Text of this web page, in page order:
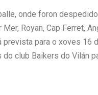
onde foron
Royan, Cap Ferret,
prevista para o xoves
club Baikers do Vilán